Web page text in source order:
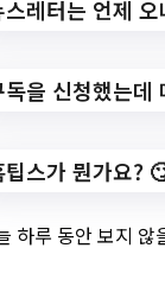
ABC
스레터는 언제 오
독을 신청했는데
팁스가 뭔가요?
하루 동안 보지 않